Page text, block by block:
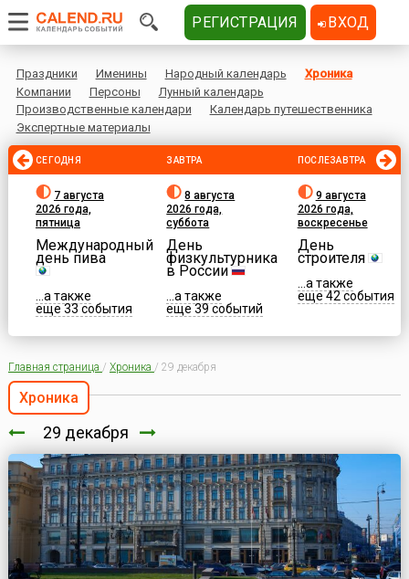
Праздники Именины Народный календарь
Хроника
Компании
Персоны
Лунный календарь
Производственные календари
Календарь путешественника
Экспертные материалы
СЕГОДНЯ
7 августа
2026 года,
пятница
Международный
день пива
...а также
еще 33 события
ЗАВТРА
8 августа
2026 года,
суббота
День
физкультурника
в России
...а также
еще 39 событий
ПОСЛЕЗАВТРА
9 августа
2026 года,
воскресенье
День
строителя
...а также
еще 42 события
Главная страница / Хроника / 29 декабря
Хроника
29 декабря
РЕГИСТРАЦИЯ ВХОД